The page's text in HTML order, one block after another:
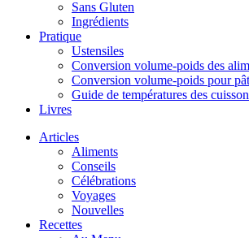
Sans Gluten
Ingrédients
Pratique
Ustensiles
Conversion volume-poids des
Conversion volume-poids pour
Guide de températures des
Livres
Articles
Aliments
Conseils
Célébrations
Voyages
Nouvelles
Recettes